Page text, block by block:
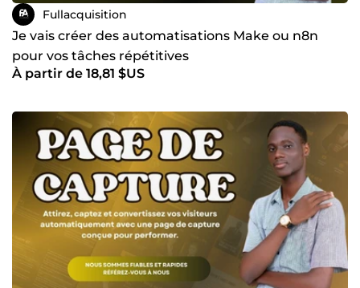
Fullacquisition
Je vais créer des automatisations Make ou n8n
pour vos tâches répétitives
À partir de 18,81 $US